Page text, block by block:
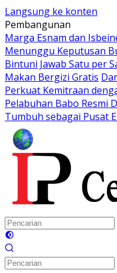
Langsung ke konten
Pembangunan
Marga Esnam dan
Menunggu Keputusan
Bintuni Jawab Satu per
Makan Bergizi Gratis
Perkuat Kemitraan
Pelabuhan Babo Resmi
Tumbuh sebagai Pusat